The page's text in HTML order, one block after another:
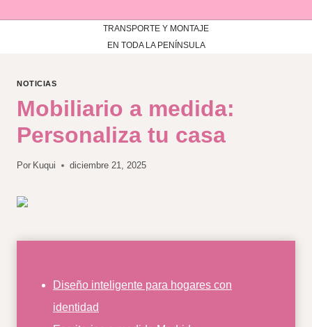
TRANSPORTE Y MONTAJE
EN TODA LA PENÍNSULA
NOTICIAS
Mobiliario a medida:
Personaliza tu casa
Por Kuqui diciembre 21, 2025
Diseño inteligente para hogares con
identidad